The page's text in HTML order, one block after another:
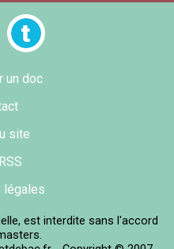
un doc
site
légales
est interdite sans l'accord